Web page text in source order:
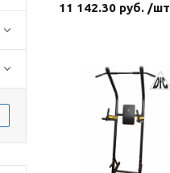
11 142.30 руб. /шт